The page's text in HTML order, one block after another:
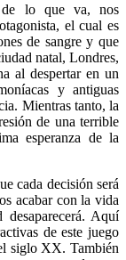
lo que va, nos
el cual es
de sangre y que
natal, Londres,
al despertar en un
y antiguas
Mientras tanto, la
de una terrible
esperanza de la
cada decisión será
acabar con la vida
Aquí
de este juego
siglo XX. También